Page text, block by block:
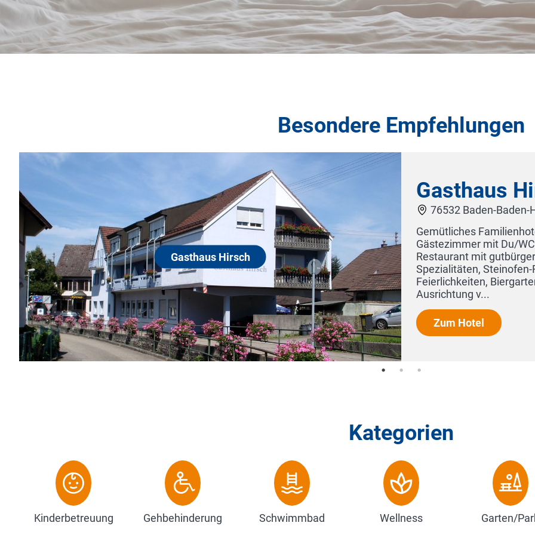
Besondere Empfehlungen
Gasthaus Hirsch
Gasthaus Hirsch
76532 Baden-Baden-Haueneberstein
Gemütliches Familienhotel. Stilvoll und modern eingerichtete
Gästezimmer mit Du/WC/TV (Südzimmer mit Balkon).
Restaurant mit gutbürgerlicher deutsch-russischer Küche,
Spezialitäten, Steinofen-Flammkuchen, Bankettsaal für Ihre
Feierlichkeiten, Biergarten und Bowlingbahn.
Ausrichtung v...
Zum Hotel
Kategorien
Kinderbetreuung Gehbehinderung Schwimmbad Wellness Garten/